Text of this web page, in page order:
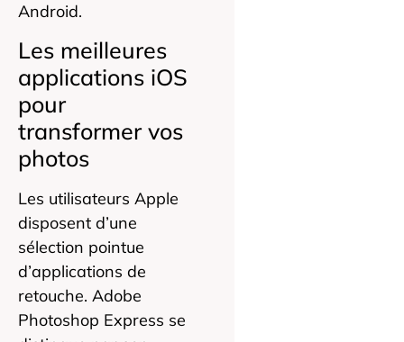
Android.
Les meilleures
applications iOS
pour
transformer vos
photos
Les utilisateurs Apple
disposent d’une
sélection pointue
d’applications de
retouche. Adobe
Photoshop Express se